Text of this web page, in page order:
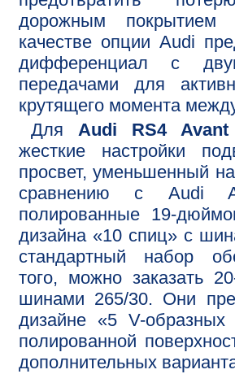
дорожным покрытием
качестве опции Audi
дифференциал с
передачами для
крутящего момента
Для Audi RS4 Avant
жесткие настройки
просвет, уменьшенный
сравнению с Audi
полированные 19-
дизайна «10 спиц» с
стандартный набор
того, можно заказать
шинами 265/30. Они
дизайне «5 V-
полированной
дополнительных